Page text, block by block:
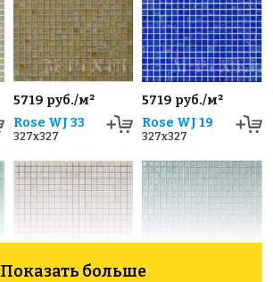
5719 руб./м²
Rose WJ 33
327x327
5719 руб./м²
Rose WJ 19
327x327
Показать больше